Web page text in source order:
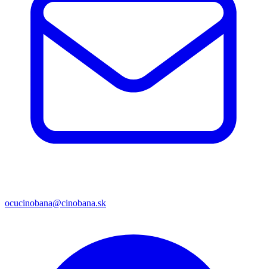
ocucinobana@cinobana.sk